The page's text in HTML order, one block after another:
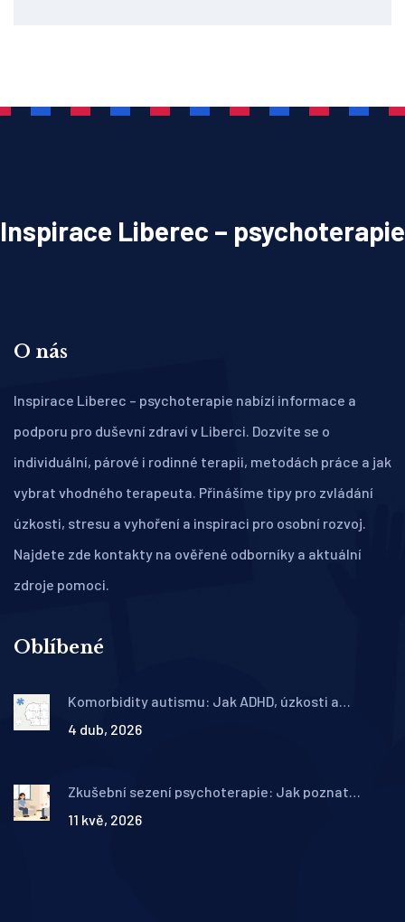
Inspirace Liberec – psychoterapie
O nás
Inspirace Liberec – psychoterapie nabízí informace a
podporu pro duševní zdraví v Liberci. Dozvíte se o
individuální, párové i rodinné terapii, metodách práce a jak
vybrat vhodného terapeuta. Přinášíme tipy pro zvládání
úzkosti, stresu a vyhoření a inspiraci pro osobní rozvoj.
Najdete zde kontakty na ověřené odborníky a aktuální
zdroje pomoci.
Oblíbené
Komorbidity autismu: Jak ADHD, úzkosti a
4 dub, 2026
Zkušební sezení psychoterapie: Jak poznat
11 kvě, 2026